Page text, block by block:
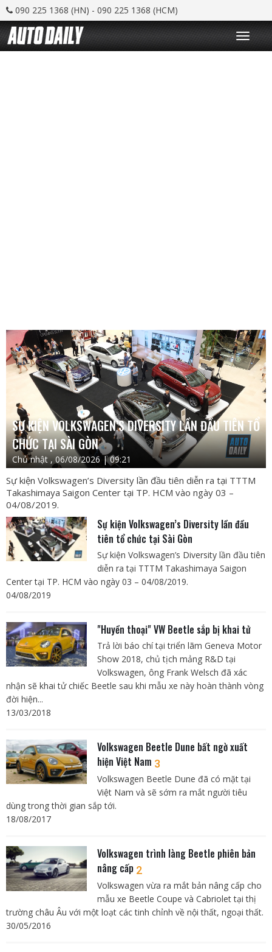
090 225 1368 (HN) - 090 225 1368 (HCM)
T
o
g
SỰ KIỆN VOLKSWAGEN’S DIVERSITY LẦN ĐẦU TIÊN TỔ
CHỨC TẠI SÀI GÒN
Chủ nhật , 06/08/2026 | 09:21
Sự kiện Volkswagen’s Diversity lần đầu tiên diễn ra tại TTTM
Takashimaya Saigon Center tại TP. HCM vào ngày 03 –
04/08/2019.
Sự kiện Volkswagen’s Diversity lần đầu
tiên tổ chức tại Sài Gòn
Sự kiện Volkswagen’s Diversity lần đầu tiên
diễn ra tại TTTM Takashimaya Saigon
Center tại TP. HCM vào ngày 03 – 04/08/2019.
04/08/2019
"Huyền thoại" VW Beetle sắp bị khai tử
Trả lời báo chí tại triển lãm Geneva Motor
Show 2018, chủ tịch mảng R&D tại
Volkswagen, ông Frank Welsch đã xác
nhận sẽ khai tử chiếc Beetle sau khi mẫu xe này hoàn thành vòng
đời hiện...
13/03/2018
Volkswagen Beetle Dune bất ngờ xuất
hiện Việt Nam 3
Volkswagen Beetle Dune đã có mặt tại
Việt Nam và sẽ sớm ra mắt người tiêu
dùng trong thời gian sắp tới.
18/08/2017
Volkswagen trình làng Beetle phiên bản
nâng cấp 2
Volkswagen vừa ra mắt bản nâng cấp cho
mẫu xe Beetle Coupe và Cabriolet tại thị
trường châu Âu với một loạt các tinh chỉnh về nội thất, ngoại thất.
30/05/2016